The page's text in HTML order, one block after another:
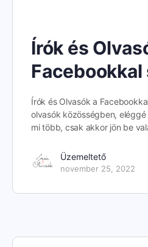
Írók és
Írók és Olvasók a
olvasók közösségben,
mi több, csak akkor jön be
Üzemeltető
november 25, 2022